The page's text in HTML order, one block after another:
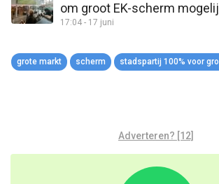
om groot EK-scherm
“Stad moet weer bruisen”
17:04 - 17 juni
grote markt scherm stadspartij 100% voor
Adverteren? [12]